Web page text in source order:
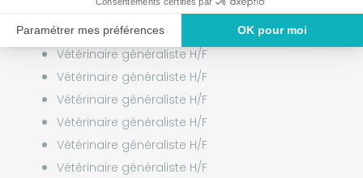
Vétérinaire généraliste H/F
Vétérinaire généraliste H/F
Vétérinaire généraliste H/F
Vétérinaire généraliste H/F
Vétérinaire généraliste H/F
Vétérinaire généraliste H/F
Vétérinaire généraliste H/F
Vétérinaire généraliste H/F